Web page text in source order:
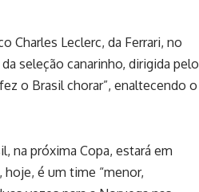
Charles Leclerc, da Ferrari, no
seleção canarinho, dirigida pelo
o Brasil chorar”, enaltecendo o
na próxima Copa, estará em
é um time “menor,